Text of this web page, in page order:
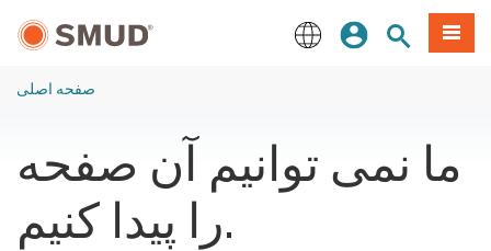
اصلی
ورودسایتمنو
صفحه اصلی
ما نمی توانیم آن صفحه
را پیدا کنیم.